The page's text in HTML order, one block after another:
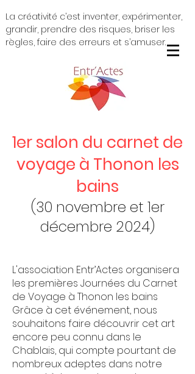
La créativité c’est inventer, expérimenter,
grandir, prendre des risques, briser les
règles, faire des erreurs et s’amuser.
1er salon du carnet de
voyage à Thonon les
bains
(30 novembre et 1er
décembre 2024)
L'association Entr’Actes organisera
les premières Journées du Carnet
de Voyage à Thonon les bains
Grâce à cet événement, nous
souhaitons faire découvrir cet art
encore peu connu dans le
Chablais, qui compte pourtant de
nombreux adeptes dans notre